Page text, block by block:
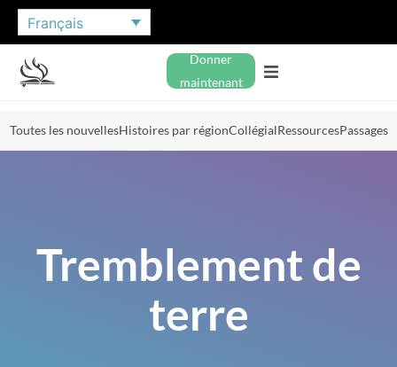
Français
Donner
maintenant
Toutes les nouvellesHistoires par régionCollégialRessourcesPassages
Tremblement de
terre